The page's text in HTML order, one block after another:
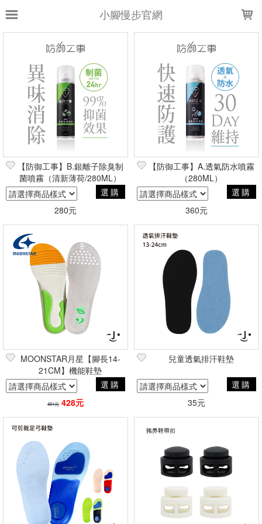
小腳慢步官網
銷售件數
樣式尺寸篩選
全部樣式 粉 綠
現貨
黑
白 S(23-24CM)
S (15.5-16.5CM)
O(27.5-28.5CM)
M(24.5-25.5CM)
全部尺寸 13.5公分 13公分 14.5~16cm
16.5~18cm
16.5公分
16公分 17.5公分
18.5~20cm
20.5~22cm
篩選
【防御工事】B.銀離子除臭制
菌噴霧（清新薄荷/280ML）
選購
280元
【防御工事】A.透氣防水噴霧
（280ML）
選購
360元
MOONSTAR月星【腳長14-
21CM】機能鞋墊
選購
451元 428元
兒童透氣排汗鞋墊
選購
35元